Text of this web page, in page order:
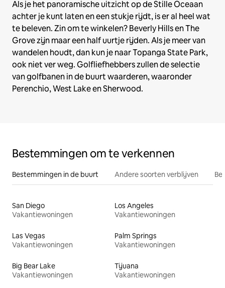
Als je het panoramische uitzicht op de Stille Oceaan
achter je kunt laten en een stukje rijdt, is er al heel wat
te beleven. Zin om te winkelen? Beverly Hills en The
Grove zijn maar een half uurtje rijden. Als je meer van
wandelen houdt, dan kun je naar Topanga State Park,
ook niet ver weg. Golfliefhebbers zullen de selectie
van golfbanen in de buurt waarderen, waaronder
Perenchio, West Lake en Sherwood.
Bestemmingen om te verkennen
Bestemmingen in de buurt Andere soorten verblijven
San Diego
Vakantiewoningen
Los Angeles
Vakantiewoningen
Las Vegas
Vakantiewoningen
Palm Springs
Vakantiewoningen
Big Bear Lake
Vakantiewoningen
Tijuana
Vakantiewoningen